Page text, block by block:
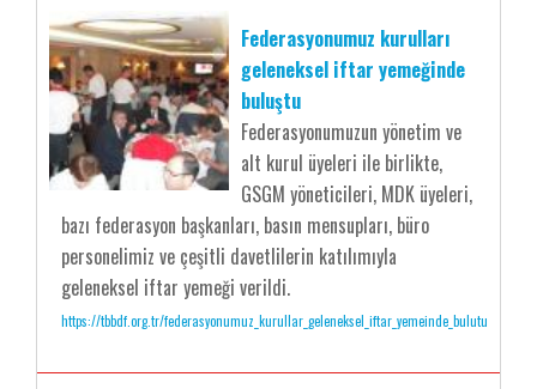
Federasyonumuz kurulları
geleneksel iftar yemeğinde
buluştu
Federasyonumuzun yönetim ve
alt kurul üyeleri ile birlikte,
GSGM yöneticileri, MDK üyeleri,
bazı federasyon başkanları, basın mensupları, büro
personelimiz ve çeşitli davetlilerin katılımıyla
geleneksel iftar yemeği verildi.
https://tbbdf.org.tr/federasyonumuz_kurullar_geleneksel_iftar_yemeinde_bulutu